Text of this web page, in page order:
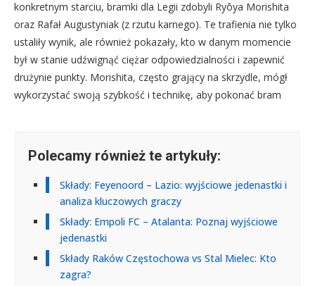
konkretnym starciu, bramki dla Legii zdobyli Ryōya Morishita
oraz Rafał Augustyniak (z rzutu karnego). Te trafienia nie tylko
ustaliły wynik, ale również pokazały, kto w danym momencie
był w stanie udźwignąć ciężar odpowiedzialności i zapewnić
drużynie punkty. Morishita, często grający na skrzydle, mógł
wykorzystać swoją szybkość i technikę, aby pokonać bram
Polecamy również te artykuły:
Składy: Feyenoord – Lazio: wyjściowe jedenastki i
analiza kluczowych graczy
Składy: Empoli FC – Atalanta: Poznaj wyjściowe
jedenastki
Składy Raków Częstochowa vs Stal Mielec: Kto
zagra?